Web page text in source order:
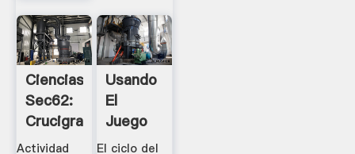
Ciencias
Sec62:
Crucigrama
Aparato
Actividad
Usando
El
Juego
Interactivo
El ciclo del